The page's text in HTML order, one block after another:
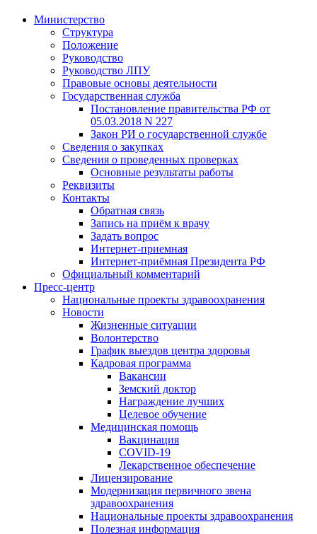
Министерство
Структура
Положение
Руководство
Руководство ЛПУ
Правовые основы деятельности
Государственная служба
Постановление правительства РФ от
05.03.2018 N 227
Закон РИ о государственной службе
Сведения о закупках
Сведения о проведенных проверках
Основные результаты работы
Реквизиты
Контакты
Обратная связь
Запись на приём к врачу
Задать вопрос
Интернет-приемная
Интернет-приёмная Президента РФ
Официальный комментарий
Пресс-центр
Национальные проекты здравоохранения
Новости
Жизненные ситуации
Волонтерство
График выездов центра здоровья
Кадровая программа
Вакансии
Земский доктор
Награждение лучших
Целевое обучение
Медицинская помощь
Вакцинация
COVID-19
Лекарственное обеспечение
Лицензирование
Модернизация первичного звена
здравоохранения
Национальные проекты здравоохранения
Полезная информация